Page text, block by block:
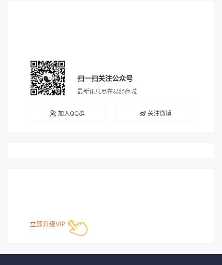
扫一扫关注公众号
最新讯息尽在易经商城
加入QQ群 关注微博
立即升级VIP